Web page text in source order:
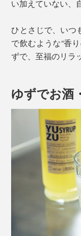
い加えていない、
ひとさじで、いつ
で飲むような“香
ずで、至福のリラ
ゆずでお酒